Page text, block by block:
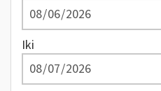
Iki